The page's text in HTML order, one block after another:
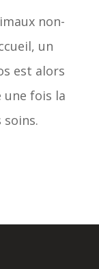
non-
un
est alors
une fois la